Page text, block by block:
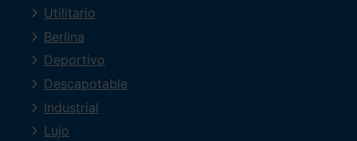
Utilitario
Berlina
Deportivo
Descapotable
Industrial
Lujo